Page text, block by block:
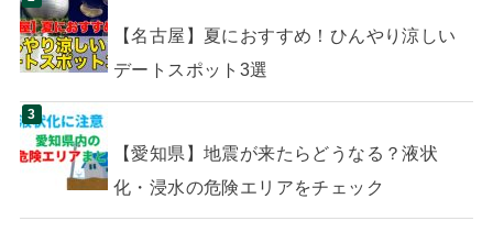
【名古屋】夏におすすめ！ひんやり涼しい
デートスポット3選
【愛知県】地震が来たらどうなる？液状
化・浸水の危険エリアをチェック